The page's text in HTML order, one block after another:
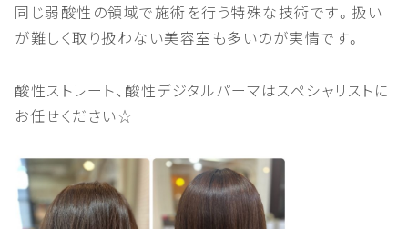
同じ弱酸性の領域で施術を行う特殊な技術です。扱い
が難しく取り扱わない美容室も多いのが実情です。
酸性ストレート、酸性デジタルパーマはスペシャリストに
お任せください☆